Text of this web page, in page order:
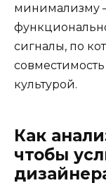
минимализму
сигналы, по
культурой.
Как
чтобы